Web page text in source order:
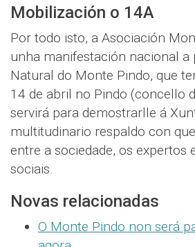
Mobilización o 14A
Por todo isto, a Asociación
unha manifestación nacional a
Natural do Monte Pindo, que
14 de abril no Pindo (concello
servirá para demostrarlle á
multitudinario respaldo con
entre a sociedade, os expertos
sociais.
Novas relacionadas
O Monte Pindo non será